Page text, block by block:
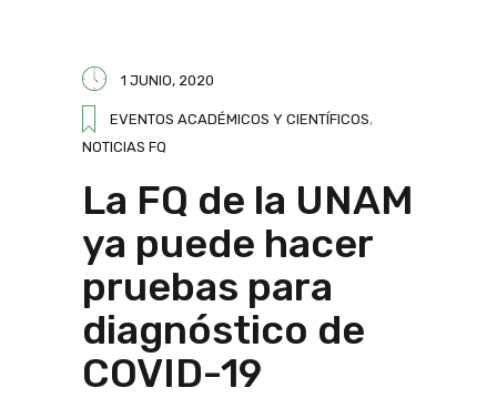
1 JUNIO, 2020
EVENTOS ACADÉMICOS Y CIENTÍFICOS,
NOTICIAS FQ
La FQ de la UNAM
ya puede hacer
pruebas para
diagnóstico de
COVID-19